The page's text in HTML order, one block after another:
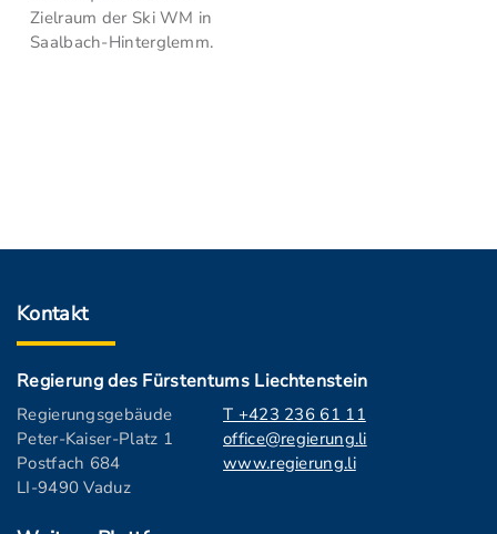
Zielraum der Ski WM in
Saalbach-Hinterglemm.
Kontakt
Regierung des Fürstentums Liechtenstein
Regierungsgebäude
Peter-Kaiser-Platz 1
Postfach 684
LI-9490 Vaduz
T +423 236 61 11
office@regierung.li
www.regierung.li